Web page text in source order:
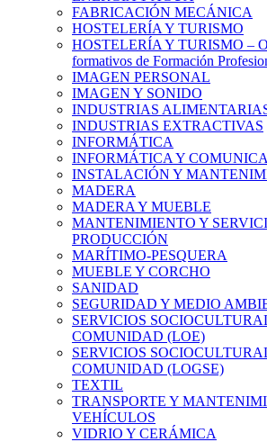
FABRICACIÓN MECÁNICA
HOSTELERÍA Y TURISMO
HOSTELERÍA Y TURISMO –
formativos de Formación
IMAGEN PERSONAL
IMAGEN Y SONIDO
INDUSTRIAS
INDUSTRIAS EXTRACTIVAS
INFORMÁTICA
INFORMÁTICA Y
INSTALACIÓN Y
MADERA
MADERA Y MUEBLE
MANTENIMIENTO Y
PRODUCCIÓN
MARÍTIMO-PESQUERA
MUEBLE Y CORCHO
SANIDAD
SEGURIDAD Y MEDIO
SERVICIOS
COMUNIDAD (LOE)
SERVICIOS
COMUNIDAD (LOGSE)
TEXTIL
TRANSPORTE Y
VEHÍCULOS
VIDRIO Y CERÁMICA